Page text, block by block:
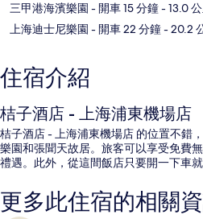
三甲港海濱樂園 - 開車 15 分鐘- 13.0
上海迪士尼樂園 - 開車 22 分鐘- 20.2
住宿介紹
桔子酒店 - 上海浦東機場店
桔子酒店 - 上海浦東機場店 的位置不錯
樂園和張聞天故居。旅客可以享受免費
禮遇。此外，從這間飯店只要開一下車
更多此住宿的相關